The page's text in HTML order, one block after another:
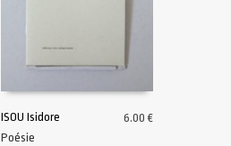
ISOU Isidore
Poésie
6.00€